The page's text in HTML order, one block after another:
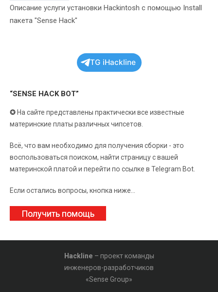
Описание услуги установки Hackintosh с помощью Install
пакета "Sense Hack"
TG iHackline
“SENSE HACK BOT”
✪ На сайте представлены практически все известные
материнские платы различных чипсетов.
Всё, что вам необходимо для получения сборки - это
воспользоваться поиском, найти страницу с вашей
материнской платой и перейти по ссылке в Telegram Bot.
Если остались вопросы, кнопка ниже...
Получить помощь
Hackline – проект команды
инженеров-разработчиков
«Sense Group»